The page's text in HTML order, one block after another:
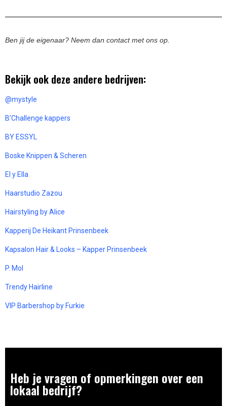
Ben jij de eigenaar? Neem dan contact met ons op.
Bekijk ook deze andere bedrijven:
@mystyle
B’Challenge kappers
BY ESSYL
Boske Knippen & Scheren
El y Ella
Haarstudio Zazou
Hairstyling by Alice
Kapperij De Heikant Prinsenbeek
Kapsalon Hair & Looks – Kapper Prinsenbeek
P. Mol
Trendy Hairline
VIP Barbershop by Furkie
Heb je vragen of opmerkingen over een
lokaal bedrijf?